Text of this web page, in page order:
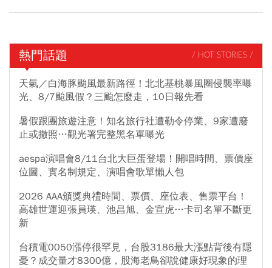
熱門話題 / HOT STORIES /
天氣／白海豚颱風最新路徑！北北基桃暴風圈侵襲率曝
光、8/7颱風假？三颱怎麼走，10日報先看
暑假跟團旅遊注意！知名旅行社遭勒令停業、9家遭廢
止或撤照…觀光署完整黑名單曝光
aespa演唱會8/11台北大巨蛋登場！開唱時間、票價座
位圖、實名制規定、演唱會歌單懶人包
2026 AAA頒獎典禮時間、票價、座位表、售票平台！
高雄世運迎張員瑛、池昌旭、金宣虎…卡司名單不斷更
新
台積電0050漲停很罕見，台股3186最大漲點背後有隱
憂？成交量才8300億，股海老鳥卻說健康好現象的理